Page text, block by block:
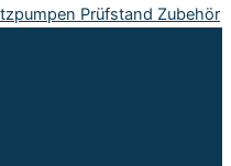
Prüfstand Zubehör